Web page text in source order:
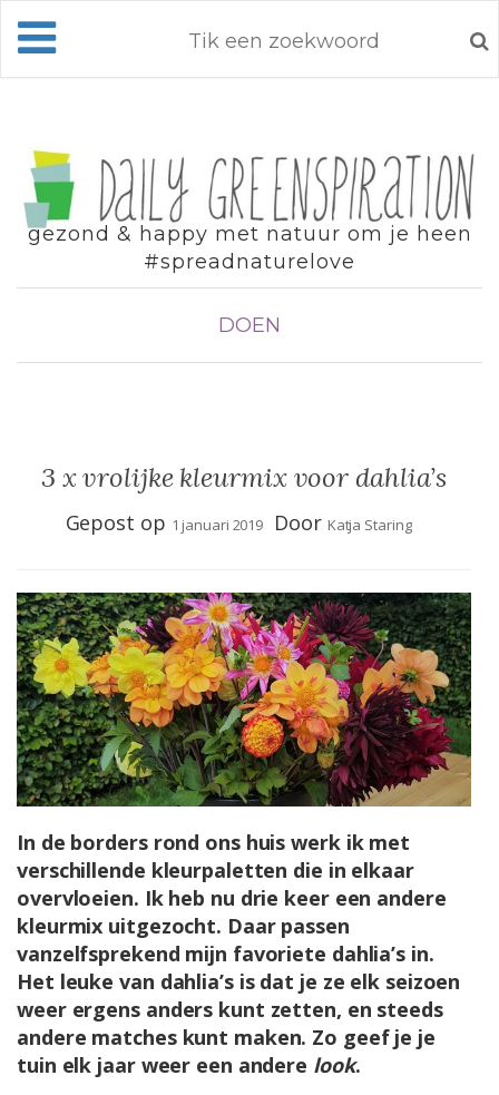
gezond & happy met natuur om je heen
#spreadnaturelove
DOEN
3 x vrolijke kleurmix voor dahlia’s
Gepost op 1 januari 2019 Door Katja Staring
In de borders rond ons huis werk ik met
verschillende kleurpaletten die in elkaar
overvloeien. Ik heb nu drie keer een andere
kleurmix uitgezocht. Daar passen
vanzelfsprekend mijn favoriete dahlia’s in.
Het leuke van dahlia’s is dat je ze elk seizoen
weer ergens anders kunt zetten, en steeds
andere matches kunt maken. Zo geef je je
tuin elk jaar weer een andere look.